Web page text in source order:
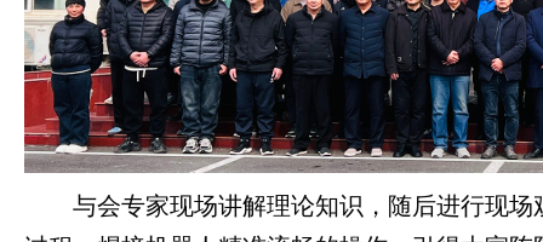
与会专家现场讲解理论知识，随后进行现场